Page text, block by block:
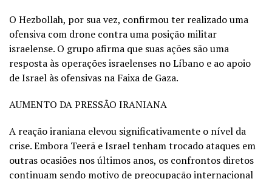
O Hezbollah, por sua vez, confirmou ter realizado uma
ofensiva com drone contra uma posição militar
israelense. O grupo afirma que suas ações são uma
resposta às operações israelenses no Líbano e ao apoio
de Israel às ofensivas na Faixa de Gaza.
AUMENTO DA PRESSÃO IRANIANA
A reação iraniana elevou significativamente o nível da
crise. Embora Teerã e Israel tenham trocado ataques em
outras ocasiões nos últimos anos, os confrontos diretos
continuam sendo motivo de preocupação internacional